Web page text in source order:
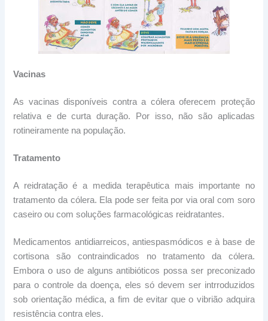
Vacinas
As vacinas disponíveis contra a cólera oferecem proteção
relativa e de curta duração. Por isso, não são aplicadas
rotineiramente na população.
Tratamento
A reidratação é a medida terapêutica mais importante no
tratamento da cólera. Ela pode ser feita por via oral com soro
caseiro ou com soluções farmacológicas reidratantes.
Medicamentos antidiarreicos, antiespasmódicos e à base de
cortisona são contraindicados no tratamento da cólera.
Embora o uso de alguns antibióticos possa ser preconizado
para o controle da doença, eles só devem ser intrroduzidos
sob orientação médica, a fim de evitar que o vibrião adquira
resistência contra eles.